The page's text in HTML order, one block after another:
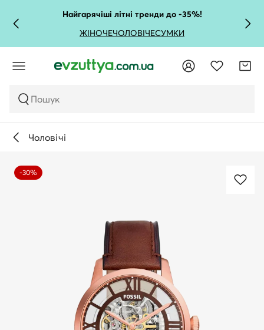
Найгарячіші літні тренди до -35%!
ЖІНОЧЕЧОЛОВІЧЕСУМКИ
Пошук
Чоловічі
-30%